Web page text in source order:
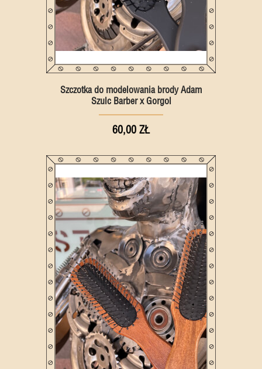
Szczotka do modelowania brody Adam
Szulc Barber x Gorgol
60,00 ZŁ